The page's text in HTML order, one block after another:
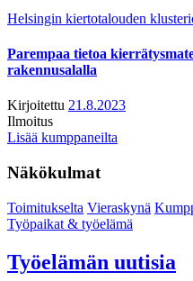
Helsingin kiertotalouden
Parempaa tietoa
rakennusalalla
Kirjoitettu 21.8.2023
Ilmoitus
Lisää kumppaneilta
Näkökulmat
Toimitukselta Vieraskynä
Työpaikat & työelämä
Työelämän uutisia